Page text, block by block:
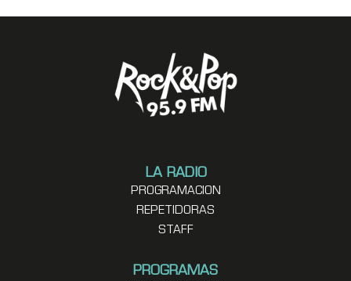
LA RADIO
PROGRAMACION
REPETIDORAS
STAFF
PROGRAMAS